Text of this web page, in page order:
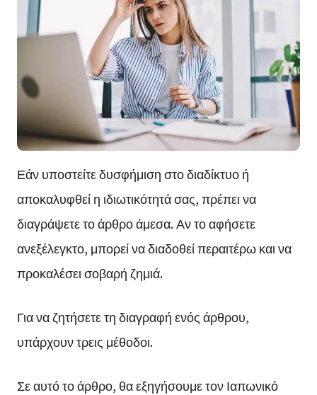
Εάν υποστείτε δυσφήμιση στο διαδίκτυο ή
αποκαλυφθεί η ιδιωτικότητά σας, πρέπει να
διαγράψετε το άρθρο άμεσα. Αν το αφήσετε
ανεξέλεγκτο, μπορεί να διαδοθεί περαιτέρω και να
προκαλέσει σοβαρή ζημιά.
Για να ζητήσετε τη διαγραφή ενός άρθρου,
υπάρχουν τρεις μέθοδοι.
Σε αυτό το άρθρο, θα εξηγήσουμε τον Ιαπωνικό